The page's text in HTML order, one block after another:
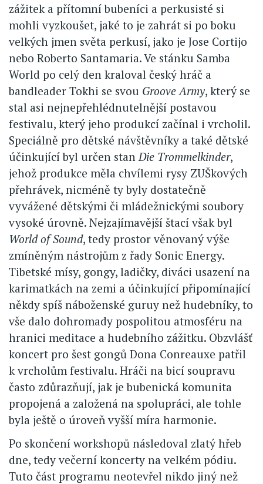
zážitek a přítomní bubeníci a perkusisté si
mohli vyzkoušet, jaké to je zahrát si po boku
velkých jmen světa perkusí, jako je Jose Cortijo
nebo Roberto Santamaria. Ve stánku Samba
World po celý den kraloval český hráč a
bandleader Tokhi se svou Groove Army, který se
stal asi nejnepřehlédnutelnější postavou
festivalu, který jeho produkcí začínal i vrcholil.
Speciálně pro dětské návštěvníky a také dětské
účinkující byl určen stan Die Trommelkinder,
jehož produkce měla chvílemi rysy ZUŠkových
přehrávek, nicméně ty byly dostatečně
vyvážené dětskými či mládežnickými soubory
vysoké úrovně. Nejzajímavější štací však byl
World of Sound, tedy prostor věnovaný výše
zmíněným nástrojům z řady Sonic Energy.
Tibetské mísy, gongy, ladičky, diváci usazení na
karimatkách na zemi a účinkující připomínající
někdy spíš náboženské guruy než hudebníky, to
vše dalo dohromady pospolitou atmosféru na
hranici meditace a hudebního zážitku. Obzvlášť
koncert pro šest gongů Dona Conreauxe patřil
k vrcholům festivalu. Hráči na bicí soupravu
často zdůrazňují, jak je bubenická komunita
propojená a založená na spolupráci, ale tohle
byla ještě o úroveň vyšší míra harmonie.
Po skončení workshopů následoval zlatý hřeb
dne, tedy večerní koncerty na velkém pódiu.
Tuto část programu neotevřel nikdo jiný než